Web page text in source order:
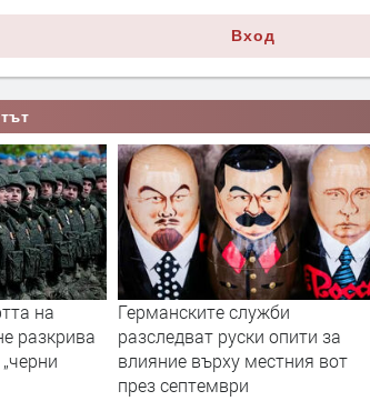
Вход
на
разкрива
Германските служби
разследват руски опити за
влияние върху местния вот
през септември